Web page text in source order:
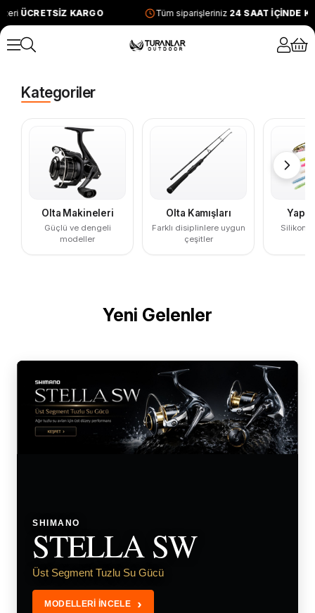
ÜCRETSİZ KARGO Tüm siparişleriniz24 SAAT İÇİNDE
Kategoriler
Olta Makineleri
Güçlü ve dengeli
modeller
Olta Kamışları
Farklı disiplinlere uygun
çeşitler
Silikon,
Yeni Gelenler
SHIMANO
STELLA SW
Üst Segment Tuzlu Su Gücü
MODELLERİ İNCELE ›